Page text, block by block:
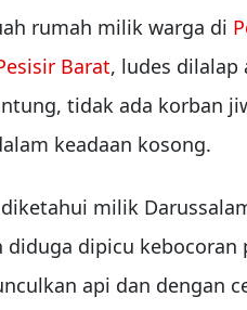
rumah milik warga di
Barat, ludes dilalap
tidak ada korban
keadaan kosong.
milik
diduga dipicu kebocoran
api dan dengan